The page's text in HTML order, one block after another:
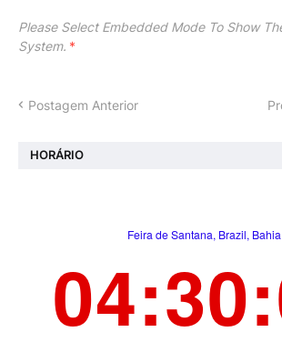
Please Select Embedded Mode To Show
System. *
Postagem Anterior
HORÁRIO